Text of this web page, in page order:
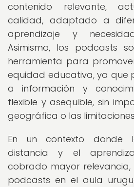
contenido relevante,
calidad, adaptado a
aprendizaje y
Asimismo, los podcasts
herramienta para
equidad educativa, ya que
a información y
flexible y asequible, sin
geográfica o las
En un contexto donde
distancia y el
cobrado mayor
podcasts en el aula